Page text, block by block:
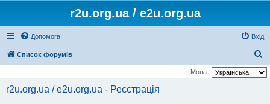
r2u.org.ua / e2u.org.ua
Допомога Вхід
Список форумів
о
Мова:
r2u.org.ua / e2u.org.ua - Реєстрація